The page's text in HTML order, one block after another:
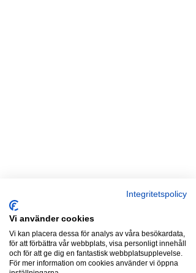
Integritetspolicy
Vi använder cookies
Vi kan placera dessa för analys av våra besökardata,
för att förbättra vår webbplats, visa personligt innehåll
och för att ge dig en fantastisk webbplatsupplevelse.
För mer information om cookies använder vi öppna